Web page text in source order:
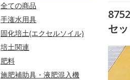
セッ
全ての商品
手潅水用具
固化培土(エクセルソイル)
培土関連
肥料
施肥補助具・液肥混入機